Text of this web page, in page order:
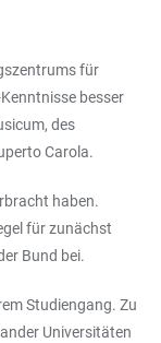
für
besser
des
Carola.
haben.
für zunächst
Bund bei.
Studiengang. Zu
Universitäten